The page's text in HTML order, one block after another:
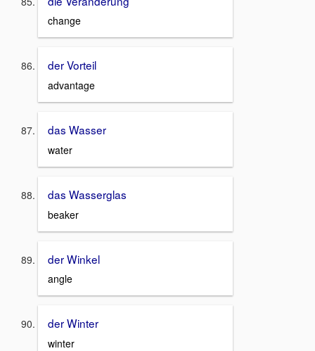
change
der Vorteil
advantage
das Wasser
water
das Wasserglas
beaker
der Winkel
angle
der Winter
winter